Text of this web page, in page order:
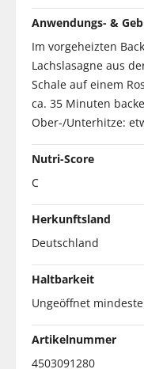
Anwendungs- &
Im vorgeheizten
Lachslasagne aus
Schale auf einem
ca. 35 Minuten
Ober-/Unterhitze:
Nutri-Score
C
Herkunftsland
Deutschland
Haltbarkeit
Ungeöffnet
Artikelnummer
4503091280